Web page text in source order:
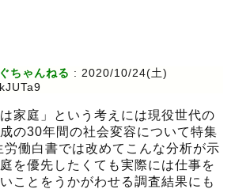
ちゃんねる : 2020/10/24(土)
家庭」という考えには現役世代の
の30年間の社会変容について特集
労働白書では改めてこんな分析が示
を優先したくても実際には仕事を
ことをうかがわせる調査結果にも